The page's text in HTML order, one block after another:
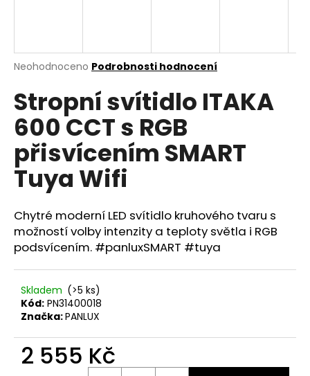
Průměrné
produktu
je
0,0
z
5
hvězdiček.
Neohodnoceno Podrobnosti hodnocení
Stropní svítidlo ITAKA
600 CCT s RGB
přisvícením SMART
Tuya Wifi
Chytré moderní LED svítidlo kruhového tvaru s
možností volby intenzity a teploty světla i RGB
podsvícením. #panluxSMART #tuya
Skladem (>5 ks)
Kód: PN31400018
Značka:PANLUX
2 555 Kč
í
t
?
HLEDAT
D
o
p
o
u
č
j